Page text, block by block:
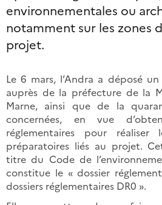
environnementales ou
notamment sur les zones
projet.
Le 6 mars, l’Andra a déposé
auprès de la préfecture de la
Marne, ainsi que de la
concernées, en vue
réglementaires pour réaliser
préparatoires liés au projet.
titre du Code de
constitue le « dossier
dossiers réglementaires DR0 ».